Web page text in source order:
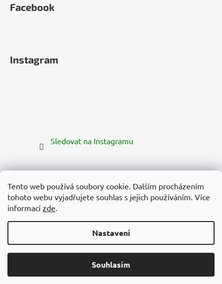
Tento web používá soubory cookie. Dalším procházením
tohoto webu vyjadřujete souhlas s jejich používáním. Více
informací zde.
Nastavení
Souhlasím
Facebook
Instagram
Sledovat na Instagramu
Vytvořil Shoptet Premium
Copyright 2026Zelená Země. Všechna práva vyhrazena.
Upravit nastavení cookies